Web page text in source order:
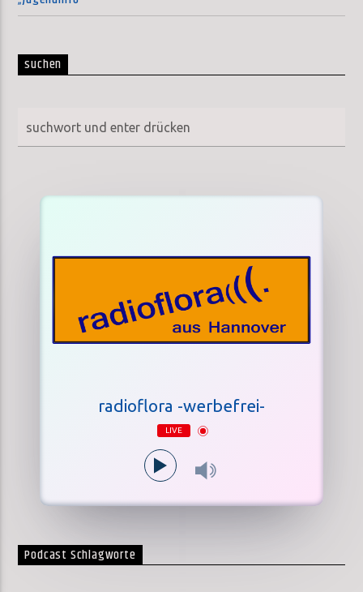
suchen
radioflora -werbefrei-
LIVE
Podcast Schlagworte